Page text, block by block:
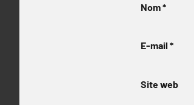
Nom*
E-mail *
Site web